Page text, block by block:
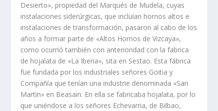
Desierto», propiedad del Marqués de Mudela, cuyas
instalaciones siderúrgicas, que incluí­an hornos altos e
instalaciones de transformación, pasaron al cabo de los
años a formar parte de «Altos Hornos de Vizcaya»,
como ocurrió también con anterioridad con la fabrica
de hojalata de «La Iberia», sita en Sestao. Esta fábrica
fue fundada por los industriales señores Goitia y
Compañí­a que tení­an una industrie denominada «San
Martin» en Beasain. En ella se fabricaba hojalata, por lo
que uniéndose a los señores Echevarria, de Bilbao,